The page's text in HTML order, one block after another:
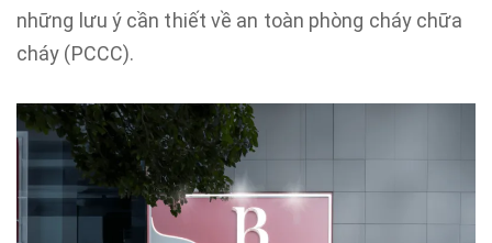
những lưu ý cần thiết về an toàn phòng cháy chữa
cháy (PCCC).